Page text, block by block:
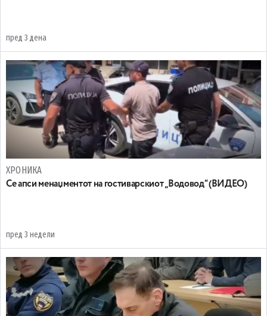
пред 3 дена
ХРОНИКА
Се апси менаџментот на гостиварскиот „Водовод“ (ВИДЕО)
пред 3 недели